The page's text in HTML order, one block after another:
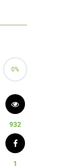
0%
932
1